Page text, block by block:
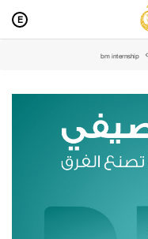
E
bm internship